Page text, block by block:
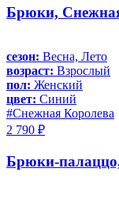
Брюки,
сезон: Весна, Лето
возраст: Взрослый
пол: Женский
цвет: Синий
#Снежная Королева
2 790 ₽
Брюки-